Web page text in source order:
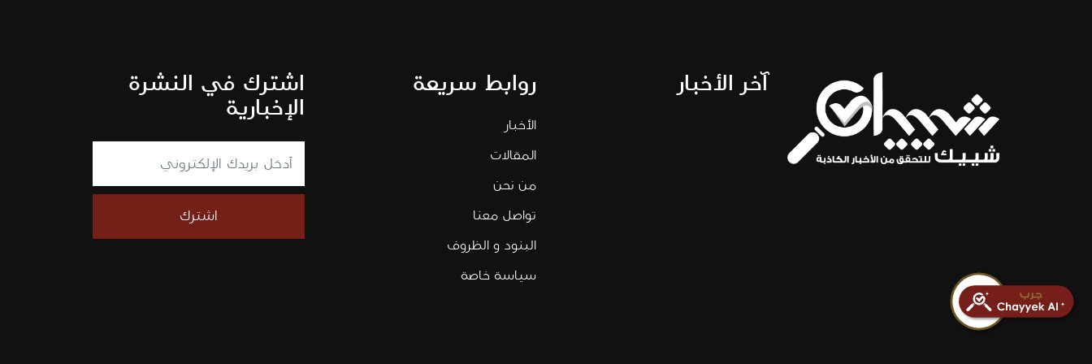
آخر الأخبار روابط سريعة
الأخبار
المقالات
من نحن
تواصل معنا
البنود و الظروف
سياسة خاصة
اشترك في النشرة
الإخبارية
اشترك